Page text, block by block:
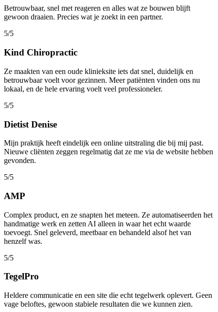
Betrouwbaar, snel met reageren en alles wat ze bouwen blijft
gewoon draaien. Precies wat je zoekt in een partner.
5/5
Kind Chiropractic
Ze maakten van een oude klinieksite iets dat snel, duidelijk en
betrouwbaar voelt voor gezinnen. Meer patiënten vinden ons nu
lokaal, en de hele ervaring voelt veel professioneler.
5/5
Dietist Denise
Mijn praktijk heeft eindelijk een online uitstraling die bij mij past.
Nieuwe cliënten zeggen regelmatig dat ze me via de website hebben
gevonden.
5/5
AMP
Complex product, en ze snapten het meteen. Ze automatiseerden het
handmatige werk en zetten AI alleen in waar het echt waarde
toevoegt. Snel geleverd, meetbaar en behandeld alsof het van
henzelf was.
5/5
TegelPro
Heldere communicatie en een site die echt tegelwerk oplevert. Geen
vage beloftes, gewoon stabiele resultaten die we kunnen zien.